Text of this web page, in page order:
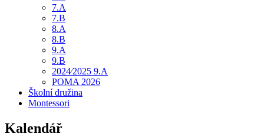
7.A
7.B
8.A
8.B
9.A
9.B
2024⁄2025 9.A
POMA 2026
Školní družina
Montessori
Kalendář